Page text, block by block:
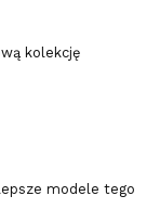
kolekcję
modele tego